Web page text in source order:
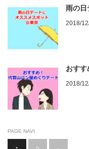
雨の日
2018/
おすす
2018/
PAGE NAVI